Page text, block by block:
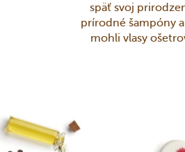
späť svoj
prírodné šampóny
mohli vlasy